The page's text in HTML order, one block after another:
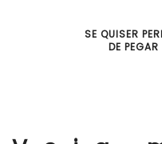
SE QUISER
DE PEGAR